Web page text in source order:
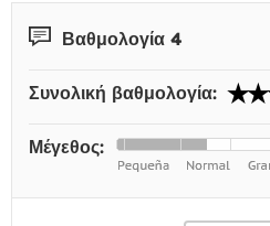
Βαθμολογία 4
Συνολική βαθμολογία:
Μέγεθος: